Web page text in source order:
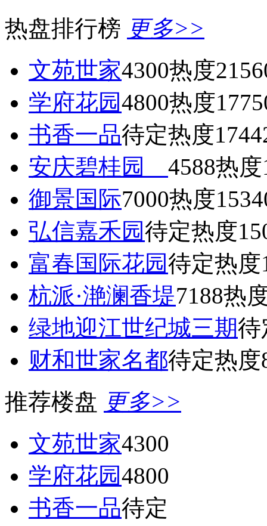
热盘排行榜 更多>>
文苑世家4300热度
学府花园4800热度
书香一品待定热度
安庆碧桂园 4588热度
御景国际7000热度
弘信嘉禾园待定热度
富春国际花园待定热度
杭派·滟澜香堤7188热
绿地迎江世纪城三期待
财和世家名都待定热度
推荐楼盘 更多>>
文苑世家4300
学府花园4800
书香一品待定